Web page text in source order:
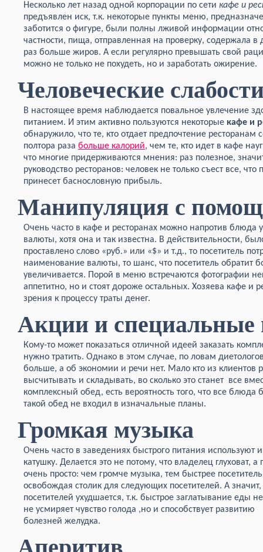
Несколько лет назад одной корпорации по сети кафе и
предъявлен иск, т.к. некоторые пункты меню,
заботится о фигуре, были полны лживой информации
частности, пища, отправленная на проверку, содержала
раз больше жиров. А если регулярно превышать свой
можно не только не похудеть, но и заработать ожирение.
Человеческие
В настоящее время наблюдается повальное увлечение
питанием. И этим активно пользуются некоторые кафе и
обнаружило, что те, кто отдает предпочтение ресторанам
полтора раза больше калорий, чем те, кто идет в кафе
что многие придерживаются мнения: раз полезное,
руководство ресторанов: человек не только съест все,
принесет баснословную прибыль.
Манипуляция с
Очень часто в кафе и ресторанах можно напротив блюда
валюты, хотя она и так известна. В действительности,
проставлено слово «руб.» или «$» и т.д., то посетитель
наименование валюты, то шанс, что посетитель
увеличивается. Порой в меню встречаются фотографии
аппетитно, но и стоят дороже остальных. Хозяева кафе и
зрения к процессу траты денег.
Акции и специальные
Кому-то может показаться отличной идеей заказать
нужно тратить. Однако в этом случае, по ловам
больше, а об экономии и речи нет. Мало кто из клиентов
высчитывать и складывать, во сколько это станет все
комплексный обед, есть вероятность того, что все
такой обед не входил в изначальные планы.
Громкая музыка
Очень часто в заведениях быстрого питания используют
катушку. Делается это не потому, что владелец глуховат,
очень просто: чем громче музыка, тем быстрее
освобождая столик для следующих посетителей. А
посетителей ухудшается, т.к. быстрое заглатывание еды
не усмиряет чувство голода ,но и способствует развитию
болезней желудка.